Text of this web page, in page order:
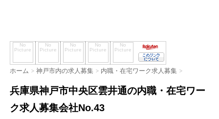
ホーム > 神戸市内の求人募集 > 内職・在宅ワーク求人募集 >
兵庫県神戸市中央区雲井通の内職・在宅ワー
ク求人募集会社No.43